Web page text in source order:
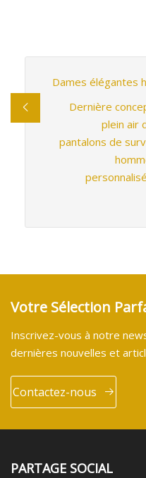
Dames élégantes
Dernière
plein air
pantalons de
Votre Sélection
Inscrivez-vous à notre
dernières nouvelles et
Contactez-nous
PARTAGE SOCIAL